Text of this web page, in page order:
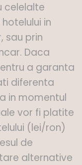
celelalte
in
sau prin
Daca
a garanta
diferenta
in momentul
vor fi platite
(lei/ron)
de
alternative